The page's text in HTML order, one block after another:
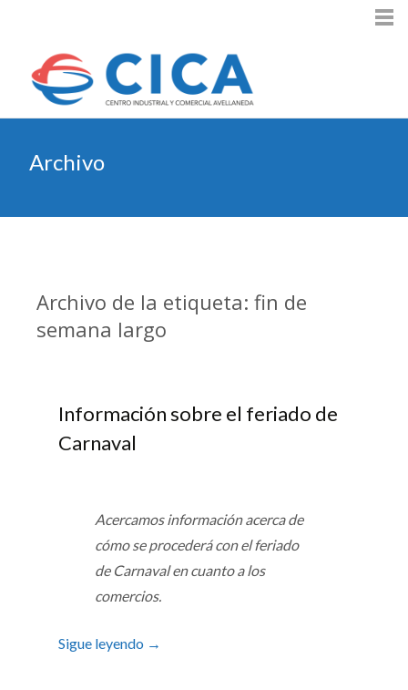
Archivo
Archivo de la etiqueta: fin de
semana largo
Información sobre el feriado de
Carnaval
Acercamos información acerca de
cómo se procederá con el feriado
de Carnaval en cuanto a los
comercios.
Sigue leyendo →